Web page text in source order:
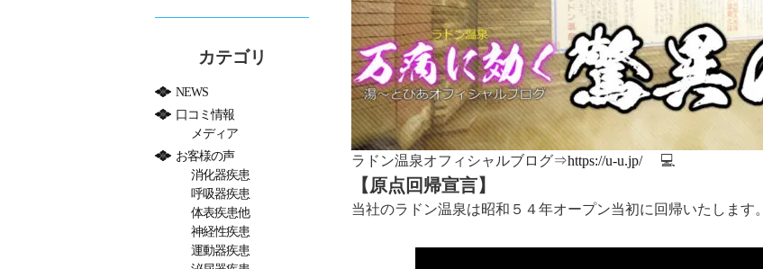
ラドン温泉オフィシャルブログ⇒https://u-u.jp/💻
【原点回帰宣言】
当社のラドン温泉は昭和５４年オープン当初に回帰いたします。
カテゴリ
NEWS
口コミ情報
メディア
お客様の声
消化器疾患
呼吸器疾患
体表疾患他
神経性疾患
運動器疾患